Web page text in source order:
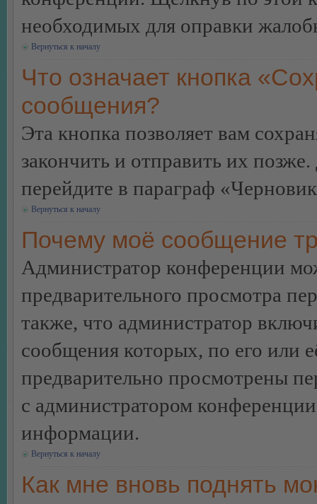
необходимых для оправки
Вернуться к началу
Что означает кнопка
сообщения?
Эта кнопка позволяет вам
закончить и отправить их
перейдите в параграф
Вернуться к началу
Почему моё сообщение
Администратор конференции
предварительного просмотра
также, что администратор
сообщения которых, по его или
предварительно просмотрены
с администратором
информации.
Вернуться к началу
Как мне вновь поднять